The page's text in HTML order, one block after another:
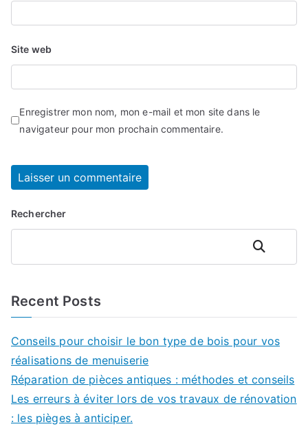
Site web
Enregistrer mon nom, mon e-mail et mon site dans le
navigateur pour mon prochain commentaire.
Rechercher
Rechercher
Recent Posts
Conseils pour choisir le bon type de bois pour vos
réalisations de menuiserie
Réparation de pièces antiques : méthodes et conseils
Les erreurs à éviter lors de vos travaux de rénovation
: les pièges à anticiper.